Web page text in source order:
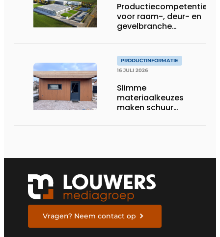
Productiecompetentie
voor raam-, deur- en
gevelbranche
PRODUCTINFORMATIE
16 JULI 2026
Slimme
materiaalkeuzes
maken schuur
Vragen? Neem contact op